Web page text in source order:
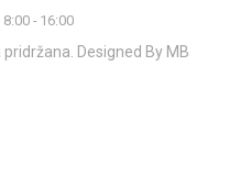
8:00 - 16:00
Designed By MB